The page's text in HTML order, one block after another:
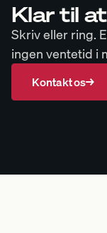
Klar til
Skriv eller ring.
ingen ventetid i
Kontakt os→